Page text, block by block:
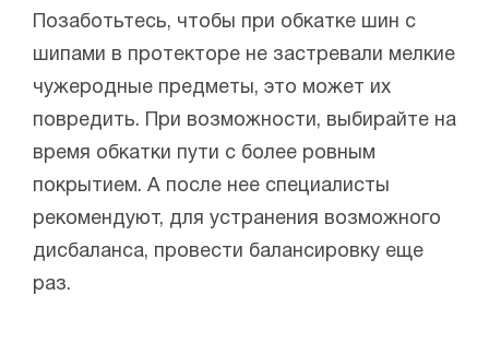
Позаботьтесь, чтобы при обкатке шин с
шипами в протекторе не застревали мелкие
чужеродные предметы, это может их
повредить. При возможности, выбирайте на
время обкатки пути с более ровным
покрытием. А после нее специалисты
рекомендуют, для устранения возможного
дисбаланса, провести балансировку еще
раз.